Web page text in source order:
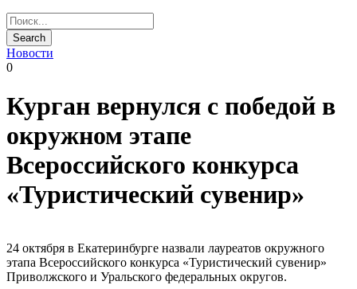
Новости
0
Курган вернулся с победой в
окружном этапе
Всероссийского конкурса
«Туристический сувенир»
24 октября в Екатеринбурге назвали лауреатов окружного
этапа Всероссийского конкурса «Туристический сувенир»
Приволжского и Уральского федеральных округов.